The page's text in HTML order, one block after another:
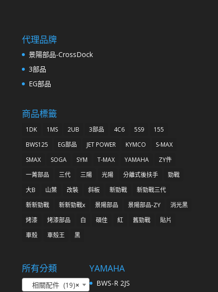
代理品牌
景陽部品-CrossDock
3部品
EG部品
商品標籤
1DK 1MS 2UB 3部品 4C6 5S9
155
BWS125
EG部品 JET POWER KYMCO
S-MAX
SMAX
SOGA SYM T-MAX YAMAHA
ZY件
一菁部品
三代 三陽 光陽 分離式後扶手
勁戰
大B
山葉 改裝 斜板 新勁戰
新勁戰三代
新新勁戰
新新勁戰x 景陽部品 景陽部品-ZY
消光黑
烤漆
烤漆部品 白 碩佳 紅 舊勁戰
貼片
車殼
車殼王 黑
所有分類
×
相關配件 (19)
YAMAHA
BWS-R 2JS